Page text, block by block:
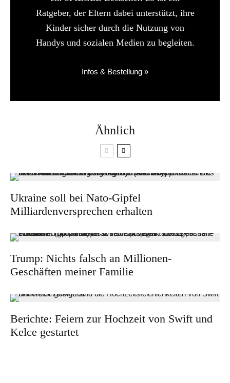
Ratgeber, der Eltern dabei unterstützt, ihre
Kinder sicher durch die Nutzung von
Handys und sozialen Medien zu begleiten.
Infos & Bestellung »
Ähnlich
Ukraine soll bei Nato-Gipfel
Milliardenversprechen erhalten
Trump: Nichts falsch an Millionen-
Geschäften meiner Familie
Berichte: Feiern zur Hochzeit von Swift und
Kelce gestartet